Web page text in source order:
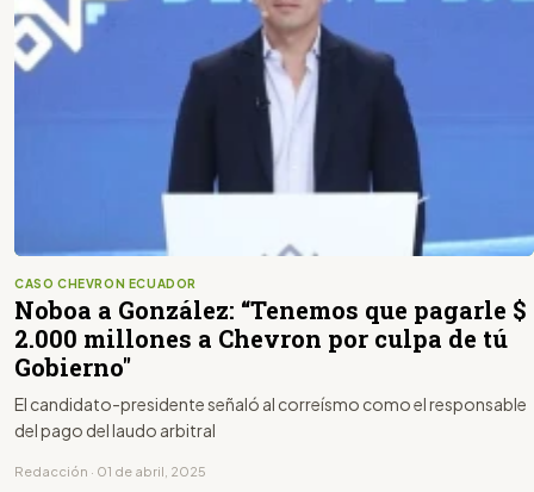
CASO CHEVRON ECUADOR
Noboa a González: “Tenemos que pagarle $
2.000 millones a Chevron por culpa de tú
Gobierno"
El candidato-presidente señaló al correísmo como el responsable
del pago del laudo arbitral
Redacción · 01 de abril, 2025